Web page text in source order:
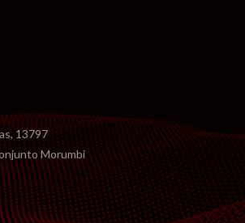
13797
Morumbi